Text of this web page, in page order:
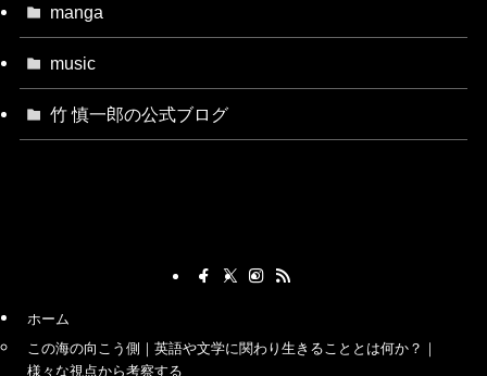
manga
music
竹 慎一郎の公式ブログ
ホーム
この海の向こう側｜英語や文学に関わり生きることとは何か？｜
様々な視点から考察する